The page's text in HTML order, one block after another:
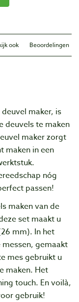
ook Beoordelingen
maker, is
deuvels te maken
maker zorgt
maken in een
nóg
passen!
maken van de
set maakt u
mm). In het
gemaakt
mes gebruikt u
maken. Het
touch. En voilà,
gebruik!